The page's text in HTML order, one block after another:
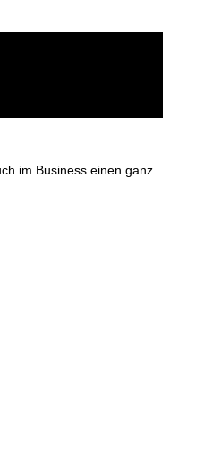
im Business einen ganz